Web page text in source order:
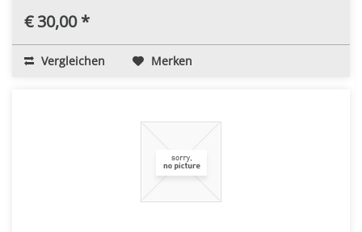
€ 30,00 *
Vergleichen Merken